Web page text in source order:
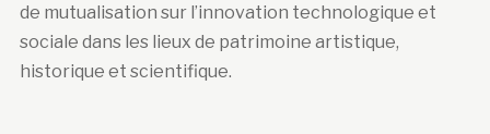
de mutualisation sur l’innovation technologique et
sociale dans les lieux de patrimoine artistique,
historique et scientifique.